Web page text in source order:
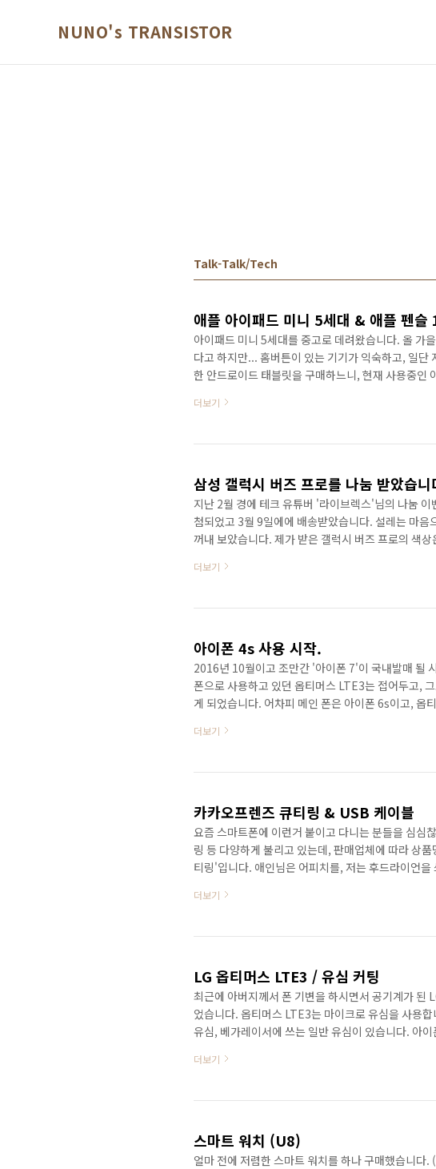
NUNO's TRANSISTOR
Talk-Talk/Tech
애플 아이패드 미니 5세대 & 애플 펜슬
아이패드 미니 5세대를 중고로 데려왔습니다. 올 가
다고 하지만... 홈버튼이 있는 기기가 익숙하고, 일단
한 안드로이드 태블릿을 구매하느니, 현재 사용중인
셀룰러 모델이 훨씬 좋은 것은 알고 있지만, 제 활동
서비스 지원을 받을 수 있습니다. 내년 봄-여름 즈음
더보기
삼성 갤럭시 버즈 프로를 나눔 받았습니
지난 2월 경에 테크 유튜버 '라이브렉스'님의 나눔
첨되었고 3월 9일에에 배송받았습니다. 설레는 마
꺼내 보았습니다. 제가 받은 갤럭시 버즈 프로의 색
았습니다.) ​저는 기존에 애플 에어팟 2세대를 사용 중
갤럭시 버즈 앱에서는 현재 버즈 라이브까지만 지원
더보기
아이폰 4s 사용 시작.
2016년 10월이고 조만간 '아이폰 7'이 국내발매 될
폰으로 사용하고 있던 옵티머스 LTE3는 접어두고,
게 되었습니다. 어차피 메인 폰은 아이폰 6s이고, 옵
의 디자인 중에 4/4s 디자인만 써 본 적이 없습니다.
했기에 4s가 국내 발매 되었을 때에도 약정에 묶여
더보기
카카오프렌즈 큐티링 & USB 케이블
요즘 스마트폰에 이런거 붙이고 다니는 분들을 심심
링 등 다양하게 불리고 있는데, 판매업체에 따라 상
티링'입니다. 애인님은 어피치를, 저는 후드라이언
애인님에게 선물을 받았습니다. 으어 좋군요! 큐티링
정하시면 됩니다. 이렇게 큐티링을 붙이고 나니 왠
더보기
LG 옵티머스 LTE3 / 유심 커팅
최근에 아버지께서 폰 기변을 하시면서 공기계가
었습니다. 옵티머스 LTE3는 마이크로 유심을 사용
유심, 베가레이서에 쓰는 일반 유심이 있습니다. 아
는데, 유심 커터를 구입하여 직접 자르거나 통신사
받아 쓰고 난 해지 유심인 마이크로 유심을 참고하
더보기
스마트 워치 (U8)
얼마 전에 저렴한 스마트 워치를 하나 구매했습니